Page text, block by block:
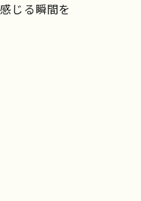
じる瞬間を